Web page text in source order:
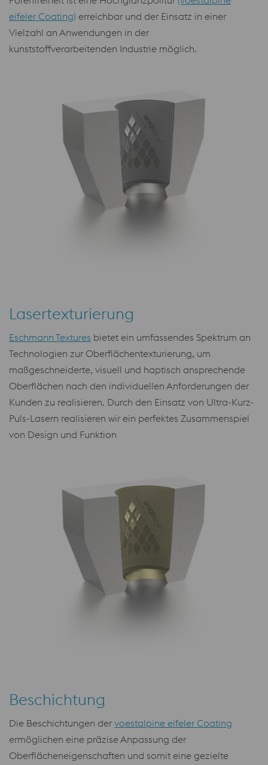
eifeler Coating) erreichbar und der Einsatz in einer
Vielzahl an Anwendungen in der
kunststoffverarbeitenden Industrie möglich.
Lasertexturierung
Eschmann Textures bietet ein umfassendes Spektrum an
Technologien zur Oberflächentexturierung, um
maßgeschneiderte, visuell und haptisch ansprechende
Oberflächen nach den individuellen Anforderungen der
Kunden zu realisieren. Durch den Einsatz von Ultra-Kurz-
Puls-Lasern realisieren wir ein perfektes Zusammenspiel
von Design und Funktion
Beschichtung
Die Beschichtungen der voestalpine eifeler Coating
ermöglichen eine präzise Anpassung der
Oberflächeneigenschaften und somit eine gezielte